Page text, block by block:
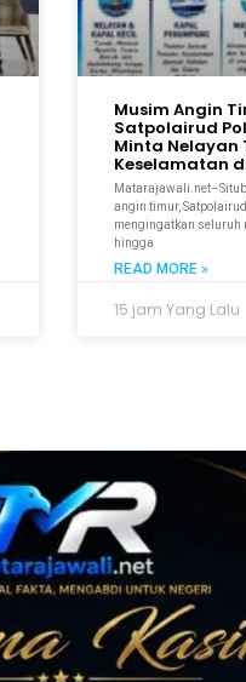
Musim Angin
Satpolairud
Minta Nelayan
Keselamatan
angin timur,
mengingatkan seluruh
hingga
READ MORE »
15 jam Yang Lalu